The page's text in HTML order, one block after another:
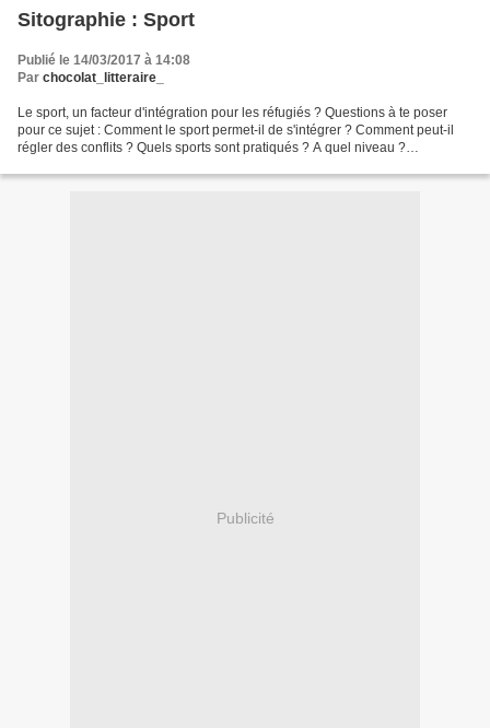
Sitographie : Sport
Publié le 14/03/2017 à 14:08
Par chocolat_litteraire_
Le sport, un facteur d'intégration pour les réfugiés ? Questions à te poser
pour ce sujet : Comment le sport permet-il de s'intégrer ? Comment peut-il
régler des conflits ? Quels sports sont pratiqués ? A quel niveau ?
pourquoi-le-sport-peut-etre-une-sol/...
Publicité